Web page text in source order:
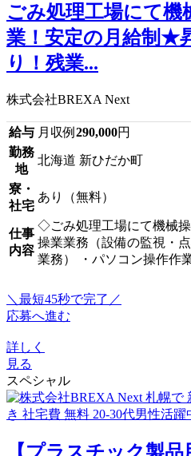
ごみ処理工場にて機
業！安定の月給制★
り！残業...
株式会社BREXA Next
給与 月収例 290,000円
勤務
地
北海道 新ひだか町
寮・
社宅
あり（無料）
仕事
内容
◇ごみ処理工場にて機械
操業業務（設備の監視・
業務） ・パソコン操作作
＼最短45秒で完了／
応募へ進む
詳しく
見る
スペシャル
【プラスチック製